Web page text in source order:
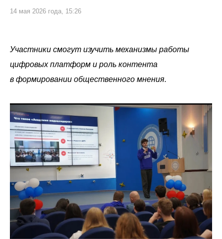
14 мая 2026 года, 15:26
Участники смогут изучить механизмы работы
цифровых платформ и роль контента
в формировании общественного мнения.